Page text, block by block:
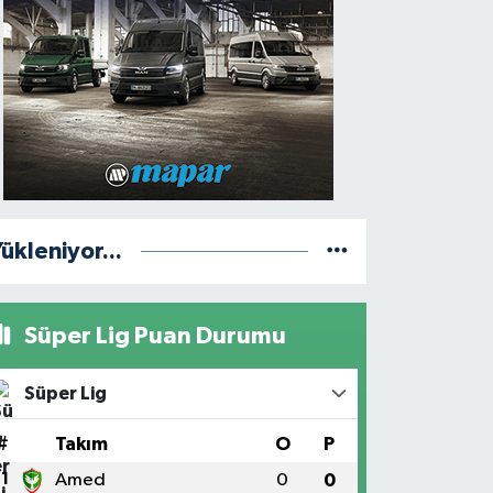
Süper Lig Puan Durumu
Süper Lig
Takım O P
1 Amed 0 0